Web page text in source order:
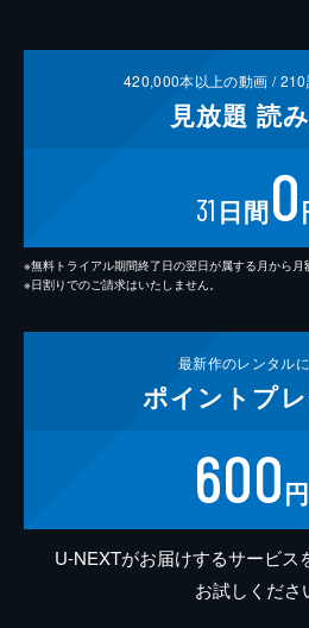
420,000本以上の動画 /210
見放題 読
31 日間0
※無料トライアル期間終了日の翌日が属する月から月
※日割りでのご請求はいたしません。
最新作のレンタル
ポイント プ
600
U-NEXTがお届けするサービス
お試しくださ